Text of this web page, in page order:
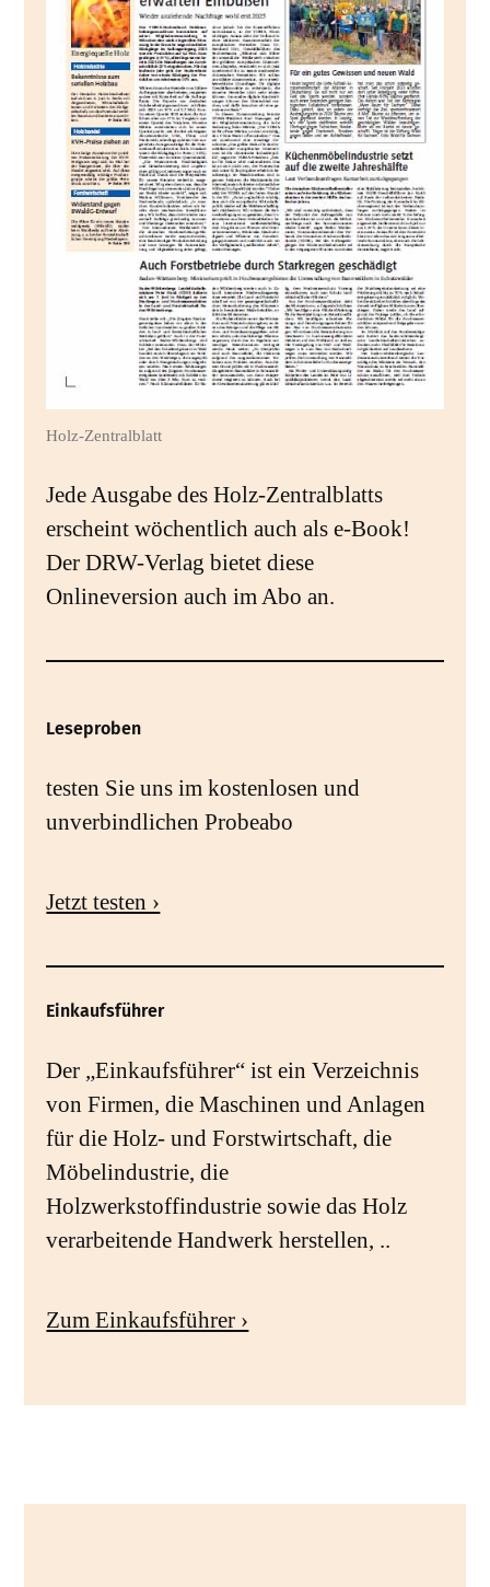
Holz-Zentralblatt
Jede Ausgabe des Holz-Zentralblatts
erscheint wöchentlich auch als e-Book!
Der DRW-Verlag bietet diese
Onlineversion auch im Abo an.
Leseproben
testen Sie uns im kostenlosen und
unverbindlichen Probeabo
Jetzt testen ›
Einkaufsführer
Der „Einkaufsführer“ ist ein Verzeichnis
von Firmen, die Maschinen und Anlagen
für die Holz- und Forstwirtschaft, die
Möbelindustrie, die
Holzwerkstoffindustrie sowie das Holz
verarbeitende Handwerk herstellen, ..
Zum Einkaufsführer ›